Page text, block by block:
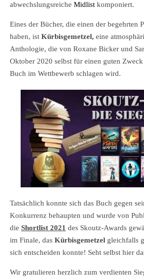
abwechslungsreiche Midlist komponiert.
Eines der Bücher, die einen der begehrten
haben, ist Kürbisgemetzel, eine
Anthologie, die von Roxane Bicker und
Oktober 2020 selbst für einen guten Zweck
Buch im Wettbewerb schlagen wird.
Tatsächlich konnte sich das Buch gegen
Konkurrenz behaupten und wurde von
die Shortlist 2021 des Skoutz-Awards
im Finale, das Kürbisgemetzel gleichfalls
sich entscheiden konnte! Seht selbst hier
Wir gratulieren herzlich zum verdienten